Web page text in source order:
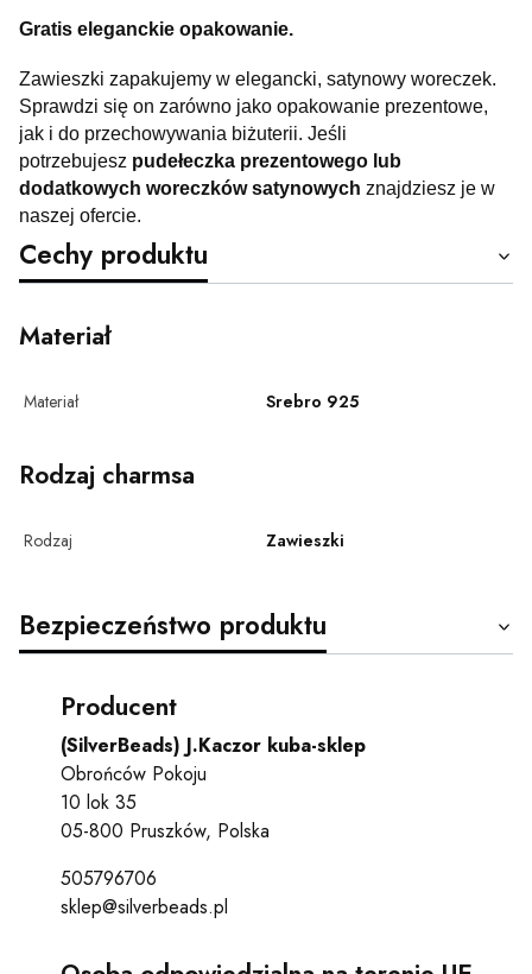
Gratis eleganckie opakowanie.
Zawieszki zapakujemy w elegancki, satynowy woreczek.
Sprawdzi się on zarówno jako opakowanie prezentowe,
jak i do przechowywania biżuterii. Jeśli
potrzebujesz pudełeczka prezentowego lub
dodatkowych woreczków satynowych znajdziesz je w
naszej ofercie.
Cechy produktu
Materiał
Materiał Srebro 925
Rodzaj charmsa
Rodzaj Zawieszki
Bezpieczeństwo produktu
Producent
(SilverBeads) J.Kaczor kuba-sklep
Obrońców Pokoju
10 lok 35
05-800 Pruszków, Polska
505796706
sklep@silverbeads.pl